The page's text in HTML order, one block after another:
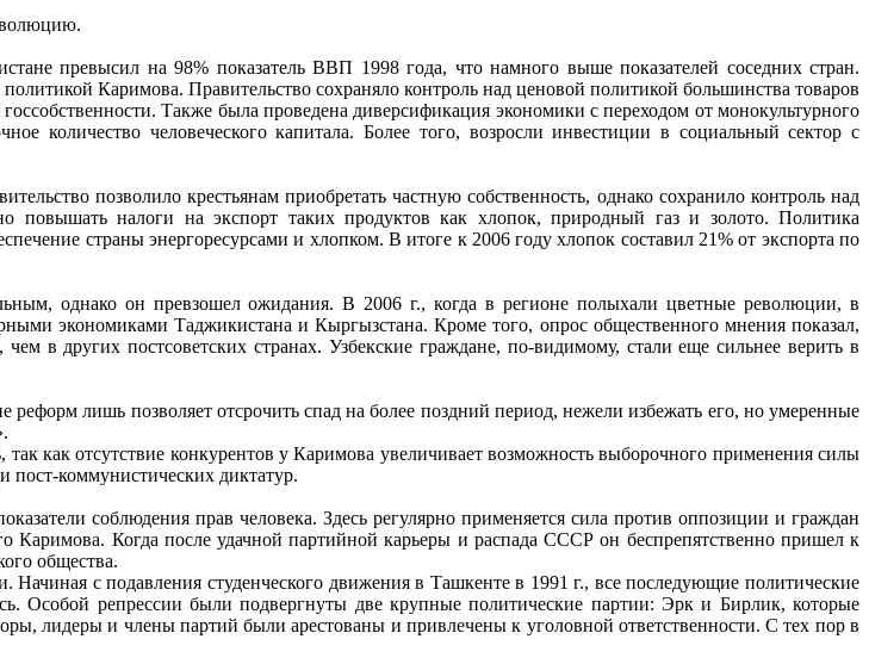
превысил на 98% показатель ВВП 1998 года, что намного выше показателей соседних стран.
Каримова. Правительство сохраняло контроль над ценовой политикой большинства товаров
Также была проведена диверсификация экономики с переходом от монокультурного
количество человеческого капитала. Более того, возросли инвестиции в социальный сектор с
позволило крестьянам приобретать частную собственность, однако сохранило контроль над
повышать налоги на экспорт таких продуктов как хлопок, природный газ и золото. Политика
страны энергоресурсами и хлопком. В итоге к 2006 году хлопок составил 21% от экспорта по
однако он превзошел ожидания. В 2006 г., когда в регионе полыхали цветные революции, в
экономиками Таджикистана и Кыргызстана. Кроме того, опрос общественного мнения показал,
в других постсоветских странах. Узбекские граждане, по-видимому, стали еще сильнее верить в
лишь позволяет отсрочить спад на более поздний период, нежели избежать его, но умеренные
так как отсутствие конкурентов у Каримова увеличивает возможность выборочного применения силы
пост-коммунистических диктатур.
соблюдения прав человека. Здесь регулярно применяется сила против оппозиции и граждан
Каримова. Когда после удачной партийной карьеры и распада СССР он беспрепятственно пришел к
общества.
Начиная с подавления студенческого движения в Ташкенте в 1991 г., все последующие политические
Особой репрессии были подвергнуты две крупные политические партии: Эрк и Бирлик, которые
лидеры и члены партий были арестованы и привлечены к уголовной ответственности. С тех пор в